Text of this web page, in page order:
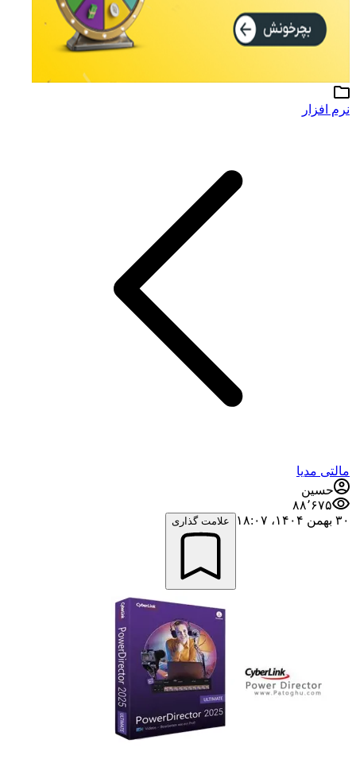
نرم افزار
مالتی مدیا
حسین
۸۸٬۶۷۵
۳۰ بهمن ۱۴۰۴،‏ ۱۸:۰۷
علامت گذاری